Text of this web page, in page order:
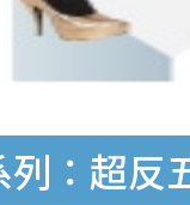
列：超反